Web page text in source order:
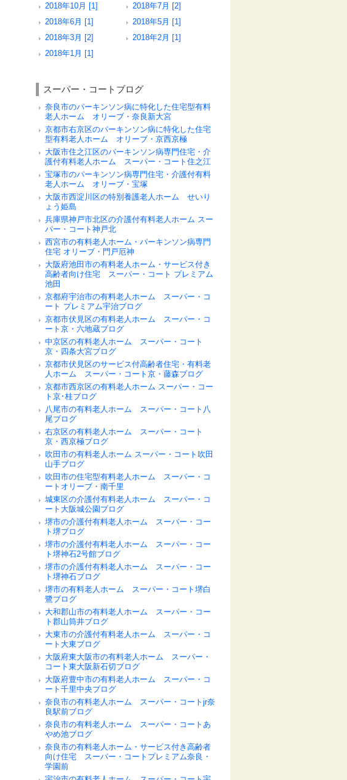
2018年10月 [1]
2018年7月 [2]
2018年6月 [1]
2018年5月 [1]
2018年3月 [2]
2018年2月 [1]
2018年1月 [1]
スーパー・コートブログ
奈良市のパーキンソン病に特化した住宅型有料
老人ホーム オリーブ・奈良新大宮
京都市右京区のパーキンソン病に特化した住宅
型有料老人ホーム オリーブ・京西京極
大阪市住之江区のパーキンソン病専門住宅・介
護付有料老人ホーム スーパー・コート住之江
宝塚市のパーキンソン病専門住宅・介護付有料
老人ホーム オリーブ・宝塚
大阪市西淀川区の特別養護老人ホーム せいり
ょう姫島
兵庫県神戸市北区の介護付有料老人ホーム スー
パー・コート神戸北
西宮市の有料老人ホーム・パーキンソン病専門
住宅 オリーブ・門戸厄神
大阪府池田市の有料老人ホーム・サービス付き
高齢者向け住宅 スーパー・コート プレミアム
池田
京都府宇治市の有料老人ホーム スーパー・コ
ート プレミアム宇治ブログ
京都市伏見区の有料老人ホーム スーパー・コ
ート京・六地蔵ブログ
中京区の有料老人ホーム スーパー・コート
京・四条大宮ブログ
京都市伏見区のサービス付高齢者住宅・有料老
人ホーム スーパー・コート京・藤森ブログ
京都市西京区の有料老人ホーム スーパー・コー
ト京･桂ブログ
八尾市の有料老人ホーム スーパー・コート八
尾ブログ
右京区の有料老人ホーム スーパー・コート
京・西京極ブログ
吹田市の有料老人ホーム スーパー・コート吹田
山手ブログ
吹田市の住宅型有料老人ホーム スーパー・コ
ートオリーブ・南千里
城東区の介護付有料老人ホーム スーパー・コ
ート大阪城公園ブログ
堺市の介護付有料老人ホーム スーパー・コー
ト堺ブログ
堺市の介護付有料老人ホーム スーパー・コー
ト堺神石2号館ブログ
堺市の介護付有料老人ホーム スーパー・コー
ト堺神石ブログ
堺市の有料老人ホーム スーパー・コート堺白
鷺ブログ
大和郡山市の有料老人ホーム スーパー・コー
ト郡山筒井ブログ
大東市の介護付有料老人ホーム スーパー・コ
ート大東ブログ
大阪府東大阪市の有料老人ホーム スーパー・
コート東大阪新石切ブログ
大阪府豊中市の有料老人ホーム スーパー・コ
ート千里中央ブログ
奈良市の有料老人ホーム スーパー・コートjr奈
良駅前ブログ
奈良市の有料老人ホーム スーパー・コートあ
やめ池ブログ
奈良市の有料老人ホーム・サービス付き高齢者
向け住宅 スーパー・コートプレミアム奈良・
学園前